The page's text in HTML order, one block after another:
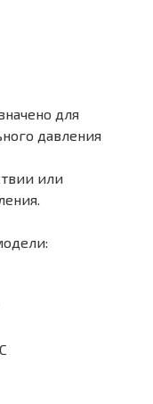
для
давления
или